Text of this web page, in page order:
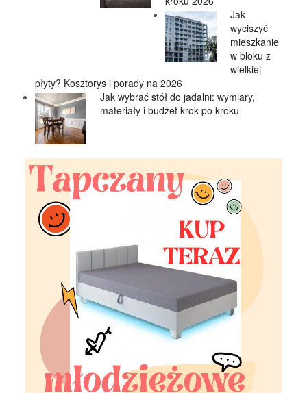
Jak
wyciszyć
mieszkanie
w bloku z
wielkiej
płyty? Kosztorys i porady na 2026
Jak wybrać stół do jadalni: wymiary,
materiały i budżet krok po kroku